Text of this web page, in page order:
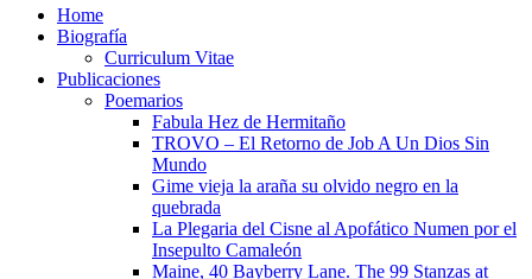
Home
Biografía
Curriculum Vitae​
Publicaciones
Poemarios
Fabula Hez de Hermitaño
TROVO – El Retorno de Job A Un Dios Sin
Mundo
Gime vieja la araña su olvido negro en la
quebrada
La Plegaria del Cisne al Apofático Numen por el
Insepulto Camaleón
Maine, 40 Bayberry Lane. The 99 Stanzas at